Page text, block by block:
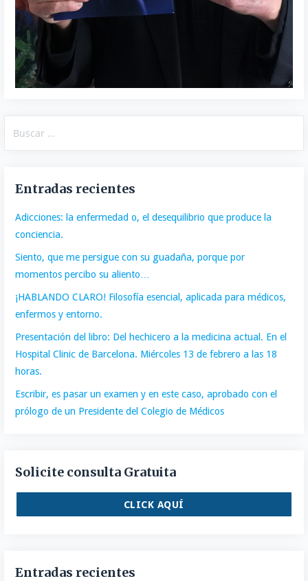
Entradas recientes
Adicciones: la enfermedad o, el desequilibrio que produce la
conciencia.
Siento, que me persigue con su guadaña, porque por
momentos percibo su aliento…
¡HABLANDO CLARO! Filosofía esencial, aplicada para médicos,
enfermos y entorno.
Presentación del libro: Del hechicero a la medicina actual. En el
Hospital Clinic de Barcelona. Miércoles 13 de febrero a las 18
horas.
Escribir, es pasar un examen y en este caso, aprobado con el
prólogo de un Presidente del Colegio de Médicos
Solicite consulta Gratuita
CLICK AQUÍ
Entradas recientes